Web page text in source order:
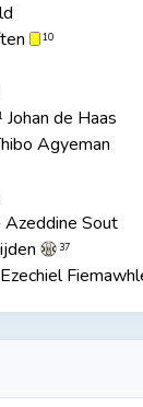
10
Johan de Haas
Agyeman
Azeddine Sout
37
Ezechiel